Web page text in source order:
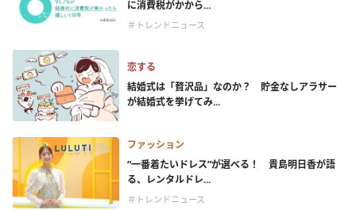
に消費税がかから...
＃トレンドニュース
恋する
結婚式は「贅沢品」なのか？ 貯金なしアラサー
が結婚式を挙げてみ...
ファッション
“一番着たいドレス”が選べる！ 貴島明日香が語
る、レンタルドレ...
＃トレンドニュース